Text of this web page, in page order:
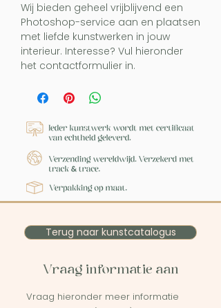
Wij bieden geheel vrijblijvend een
Photoshop-service aan en plaatsen
met liefde kunstwerken in jouw
interieur. Interesse? Vul hieronder
het contactformulier in.
Terug naar kunstcatalogus
Vraag informatie aan
Vraag hieronder meer informatie